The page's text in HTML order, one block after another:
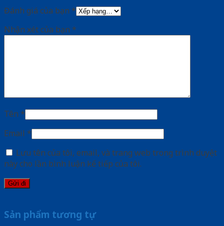
Đánh giá của bạn *
Nhận xét của bạn *
Tên *
Email *
Lưu tên của tôi, email, và trang web trong trình duyệt
này cho lần bình luận kế tiếp của tôi.
Sản phẩm tương tự